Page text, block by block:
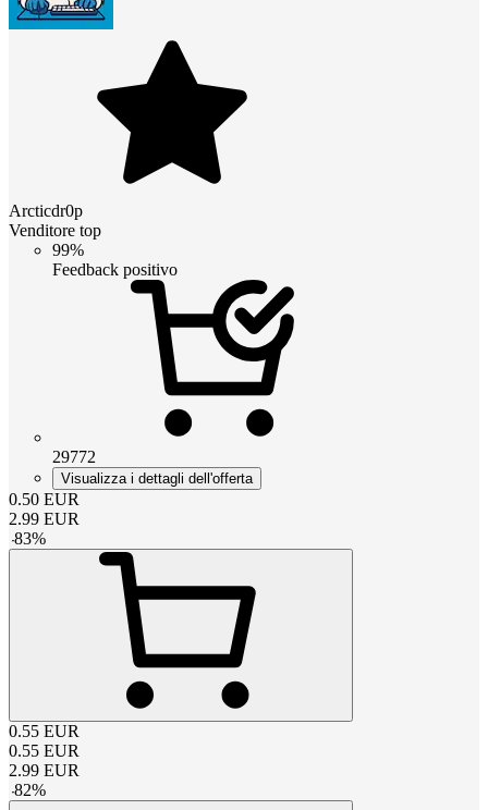
Arcticdr0p
Venditore top
99%
Feedback positivo
29772
Visualizza i dettagli dell'offerta
0.50 EUR
2.99 EUR
-83%
0.55 EUR
0.55 EUR
2.99 EUR
-82%